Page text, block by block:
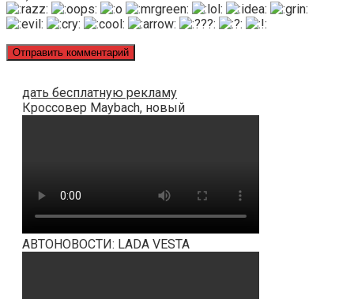
дать бесплатную рекламу
Кроссовер Maybach, новый
АВТОНОВОСТИ: LADA VESTA